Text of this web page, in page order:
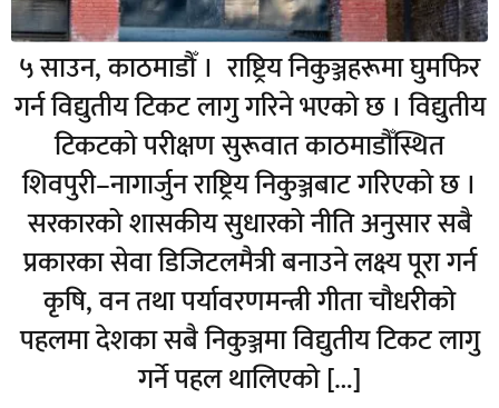
५ साउन, काठमाडौँ । राष्ट्रिय निकुञ्जहरूमा घुमफिर
गर्न विद्युतीय टिकट लागु गरिने भएको छ । विद्युतीय
टिकटको परीक्षण सुरूवात काठमाडौँस्थित
शिवपुरी–नागार्जुन राष्ट्रिय निकुञ्जबाट गरिएको छ ।
सरकारको शासकीय सुधारको नीति अनुसार सबै
प्रकारका सेवा डिजिटलमैत्री बनाउने लक्ष्य पूरा गर्न
कृषि, वन तथा पर्यावरणमन्त्री गीता चौधरीको
पहलमा देशका सबै निकुञ्जमा विद्युतीय टिकट लागु
गर्ने पहल थालिएको […]